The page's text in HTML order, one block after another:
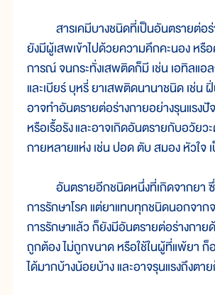
สารเคมีบางชนิดที่เป็นอันตรายต่อ
ยังมีผู้เสพเข้าไปด้วยความคึกคะนอง หรือ
การณ์ จนกระทั่งเสพติดก็มี เช่น เอทิลแ
และเบียร์ บุหรี่ ยาเสพติดนานาชนิด เช่น
อาจทำอันตรายต่อร่างกายอย่างรุนแรงปั
หรือเรื้อรังและอาจเกิดอันตรายกับอวัยวะ
กายหลายแห่ง เช่น ปอด ตับ สมอง หัวใจ
อันตรายอีกชนิดหนึ่งที่เกิดจากยา
การรักษาโรค แต่ยาแทบทุกชนิดนอกจาก
การรักษาแล้ว ก็ยังมีอันตรายต่อร่างกาย
ถูกต้อง ไม่ถูกขนาด หรือใช้ในผู้ที่แพ้ยา ก็
ได้มากบ้างน้อยบ้าง และอาจรุนแรงถึงตาย